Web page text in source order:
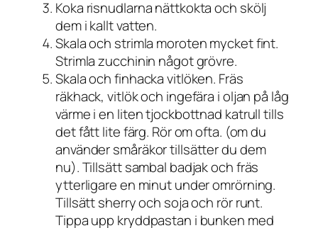
Koka risnudlarna nättkokta och skölj
dem i kallt vatten.
Skala och strimla moroten mycket fint.
Strimla zucchinin något grövre.
Skala och finhacka vitlöken. Fräs
räkhack, vitlök och ingefära i oljan på låg
värme i en liten tjockbottnad katrull tills
det fått lite färg. Rör om ofta. (om du
använder småräkor tillsätter du dem
nu). Tillsätt sambal badjak och fräs
ytterligare en minut under omrörning.
Tillsätt sherry och soja och rör runt.
Tippa upp kryddpastan i bunken med